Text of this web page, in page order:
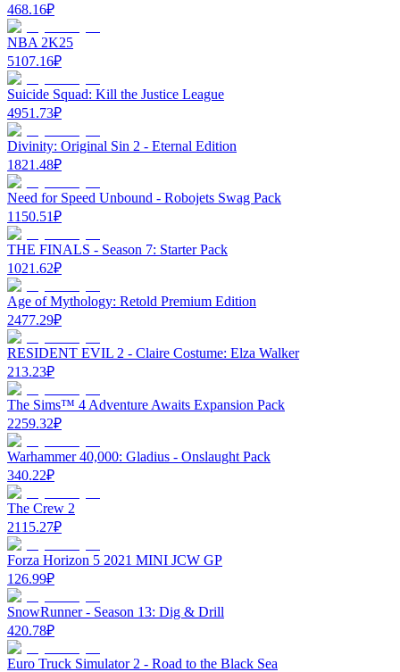
468.16₽
NBA 2K25
5107.16₽
Suicide Squad: Kill the Justice League
4951.73₽
Divinity: Original Sin 2 - Eternal Edition
1821.48₽
Need for Speed Unbound - Robojets Swag Pack
1150.51₽
THE FINALS - Season 7: Starter Pack
1021.62₽
Age of Mythology: Retold Premium Edition
2477.29₽
RESIDENT EVIL 2 - Claire Costume: Elza Walker
213.23₽
The Sims™ 4 Adventure Awaits Expansion Pack
2259.32₽
Warhammer 40,000: Gladius - Onslaught Pack
340.22₽
The Crew 2
2115.27₽
Forza Horizon 5 2021 MINI JCW GP
126.99₽
SnowRunner - Season 13: Dig & Drill
420.78₽
Euro Truck Simulator 2 - Road to the Black Sea